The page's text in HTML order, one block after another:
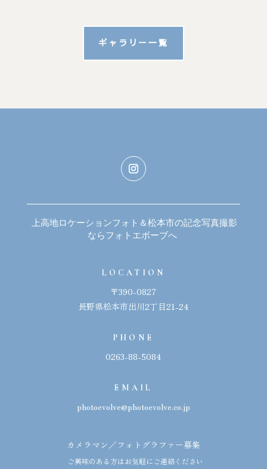
ギャラリー一覧
上高地ロケーションフォト＆松本市の記念写真撮影
ならフォトエボーブへ
LOCATION
〒390-0827
長野県松本市出川2丁目21-24
PHONE
0263-88-5084
EMAIL
photoevolve@photoevolve.co.jp
カメラマン／フォトグラファー募集
ご興味のある方はお気軽にご連絡ください